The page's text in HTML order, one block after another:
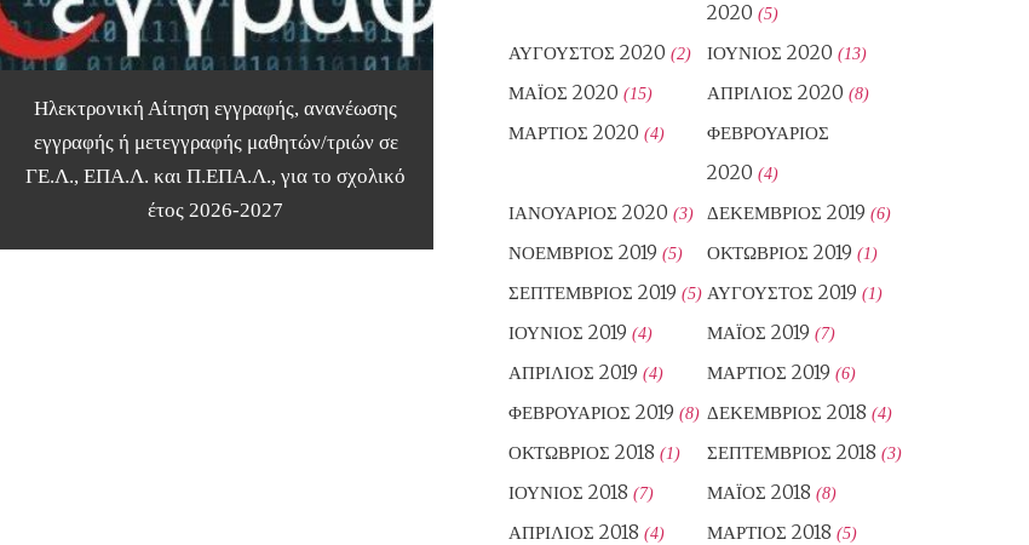
Ηλεκτρονική Αίτηση εγγραφής, ανανέωσης
εγγραφής ή μετεγγραφής μαθητών/τριών σε
ΓΕ.Λ., ΕΠΑ.Λ. και Π.ΕΠΑ.Λ., για το σχολικό
έτος 2026-2027
2020 (5)
ΑΎΓΟΥΣΤΟΣ 2020 (2) ΙΟΎΝΙΟΣ 2020 (13)
ΜΆΙΟΣ 2020 (15) ΑΠΡΊΛΙΟΣ 2020 (8)
ΜΆΡΤΙΟΣ 2020 (4)
ΦΕΒΡΟΥΆΡΙΟΣ
2020 (4)
ΙΑΝΟΥΆΡΙΟΣ 2020 (3) ΔΕΚΈΜΒΡΙΟΣ 2019 (6)
ΝΟΈΜΒΡΙΟΣ 2019 (5) ΟΚΤΏΒΡΙΟΣ 2019 (1)
ΣΕΠΤΈΜΒΡΙΟΣ 2019 (5) ΑΎΓΟΥΣΤΟΣ 2019 (1)
ΙΟΎΝΙΟΣ 2019 (4) ΜΆΙΟΣ 2019 (7)
ΑΠΡΊΛΙΟΣ 2019 (4) ΜΆΡΤΙΟΣ 2019 (6)
ΦΕΒΡΟΥΆΡΙΟΣ 2019 (8) ΔΕΚΈΜΒΡΙΟΣ 2018 (4)
ΟΚΤΏΒΡΙΟΣ 2018 (1) ΣΕΠΤΈΜΒΡΙΟΣ 2018 (3)
ΙΟΎΝΙΟΣ 2018 (7) ΜΆΙΟΣ 2018 (8)
ΑΠΡΊΛΙΟΣ 2018 (4) ΜΆΡΤΙΟΣ 2018 (5)